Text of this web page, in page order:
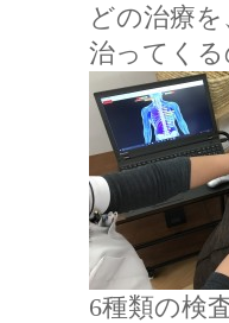
どの治療
治ってく
6種類の検